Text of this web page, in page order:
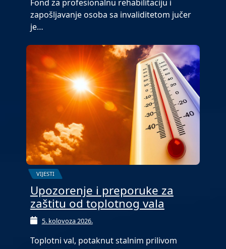
Fond za profesionalnu rehabilitaciju i
zapošljavanje osoba sa invaliditetom jučer
je…
VIJESTI
Upozorenje i preporuke za
zaštitu od toplotnog vala
5. kolovoza 2026.
Toplotni val, potaknut stalnim prilivom